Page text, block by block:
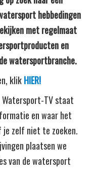
hebbedingen
met regelmaat
en
watersportbranche.
klikHIER!
Watersport-TV staat
en waar het
zelf niet te zoeken.
plaatsen we
van de watersport